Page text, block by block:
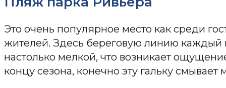
Это очень популярное место как среди
жителей. Здесь береговую линию каждый
настолько мелкой, что возникает
концу сезона, конечно эту гальку